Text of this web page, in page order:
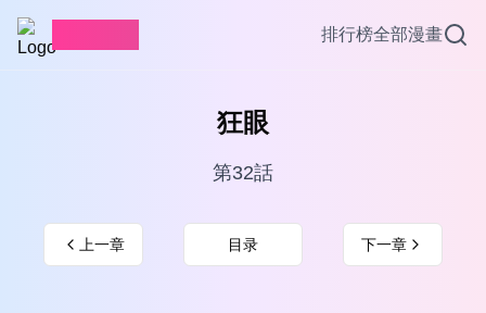
排行榜全部漫畫
狂眼
第32話
上一章 目录 下一章